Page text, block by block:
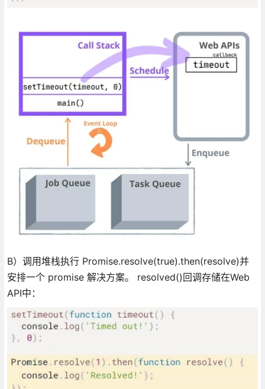
B）调用堆栈执行 Promise.resolve(true).then(resolve)并
安排一个 promise 解决方案。 resolved()回调存储在Web
API中：